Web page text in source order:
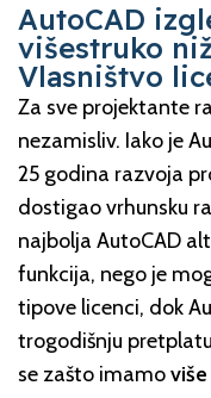
AutoCAD
višestruko
Vlasništvo
Za sve projektante
nezamisliv. Iako je
25 godina razvoja
dostigao vrhunsku
najbolja AutoCAD
funkcija, nego je
tipove licenci, dok
trogodišnju
se zašto imamo